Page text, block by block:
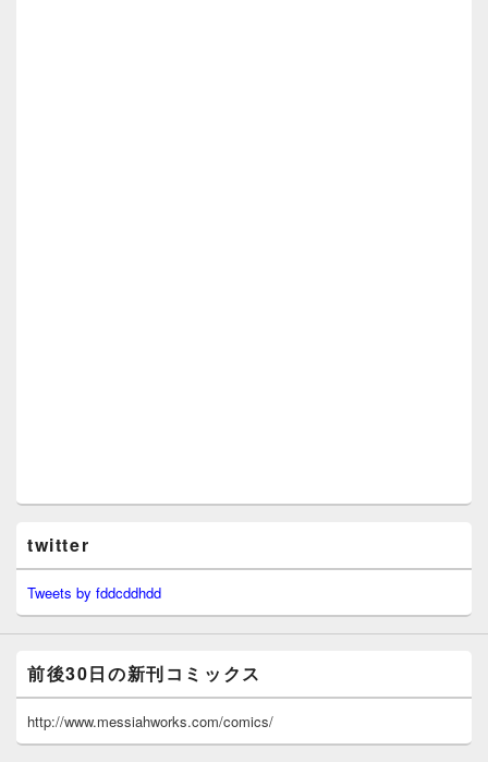
twitter
Tweets by fddcddhdd
前後30日の新刊コミックス
http://www.messiahworks.com/comics/